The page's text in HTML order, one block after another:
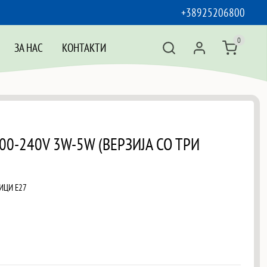
+38925206800
ЗА НАС КОНТАКТИ 0
240V 3W-5W (ВЕРЗИЈА СО ТРИ
Е27